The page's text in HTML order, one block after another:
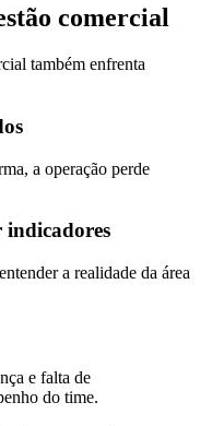
comercial
também enfrenta
a operação perde
a realidade da área
e falta de
do time.